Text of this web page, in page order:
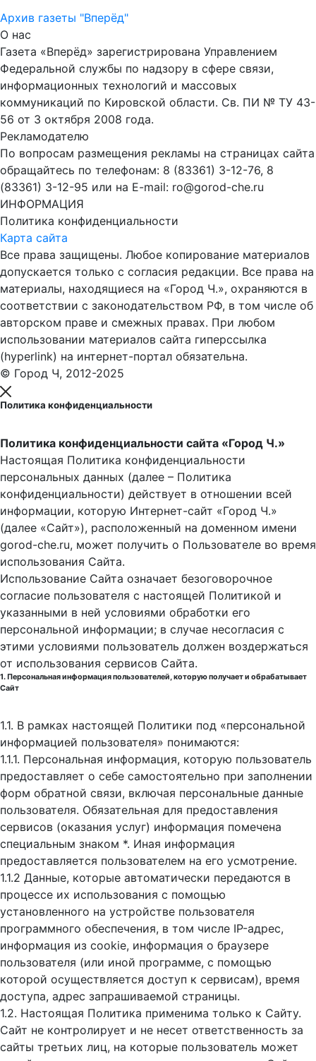
Архив газеты "Вперёд"
О нас
Газета «Вперёд» зарегистрирована Управлением
Федеральной службы по надзору в сфере связи,
информационных технологий и массовых
коммуникаций по Кировской области. Св. ПИ № ТУ 43-
56 от 3 октября 2008 года.
Рекламодателю
По вопросам размещения рекламы на страницах сайта
обращайтесь по телефонам: 8 (83361) 3-12-76, 8
(83361) 3-12-95 или на E-mail: ro@gorod-che.ru
ИНФОРМАЦИЯ
Политика конфиденциальности
Карта сайта
Все права защищены. Любое копирование материалов
допускается только с согласия редакции. Все права на
материалы, находящиеся на «Город Ч.», охраняются в
соответствии с законодательством РФ, в том числе об
авторском праве и смежных правах. При любом
использовании материалов сайта гиперссылка
(hyperlink) на интернет-портал обязательна.
© Город Ч, 2012-2025
Политика конфиденциальности
Политика конфиденциальности сайта «Город Ч.»
Настоящая Политика конфиденциальности
персональных данных (далее – Политика
конфиденциальности) действует в отношении всей
информации, которую Интернет-сайт «Город Ч.»
(далее «Сайт»), расположенный на доменном имени
gorod-che.ru, может получить о Пользователе во время
использования Cайта.
Использование Сайта означает безоговорочное
согласие пользователя с настоящей Политикой и
указанными в ней условиями обработки его
персональной информации; в случае несогласия с
этими условиями пользователь должен воздержаться
от использования сервисов Сайта.
1. Персональная информация пользователей, которую получает и обрабатывает
Сайт
1.1. В рамках настоящей Политики под «персональной
информацией пользователя» понимаются:
1.1.1. Персональная информация, которую пользователь
предоставляет о себе самостоятельно при заполнении
форм обратной связи, включая персональные данные
пользователя. Обязательная для предоставления
сервисов (оказания услуг) информация помечена
специальным знаком *. Иная информация
предоставляется пользователем на его усмотрение.
1.1.2 Данные, которые автоматически передаются в
процессе их использования с помощью
установленного на устройстве пользователя
программного обеспечения, в том числе IP-адрес,
информация из cookie, информация о браузере
пользователя (или иной программе, с помощью
которой осуществляется доступ к cервисам), время
доступа, адрес запрашиваемой страницы.
1.2. Настоящая Политика применима только к Сайту.
Сайт не контролирует и не несет ответственность за
сайты третьих лиц, на которые пользователь может